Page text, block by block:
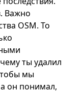
Важно
OSM. То
ты удалил
мы
он понимал,